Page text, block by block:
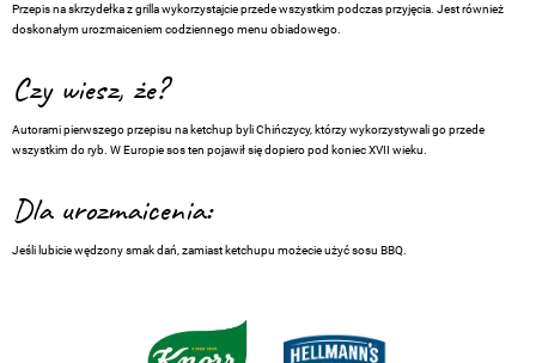
Przepis na skrzydełka z grilla wykorzystajcie przede wszystkim podczas przyjęcia. Jest również
doskonałym urozmaiceniem codziennego menu obiadowego.
Czy wiesz, że?
Autorami pierwszego przepisu na ketchup byli Chińczycy, którzy wykorzystywali go przede
wszystkim do ryb. W Europie sos ten pojawił się dopiero pod koniec XVII wieku.
Dla urozmaicenia:
Jeśli lubicie wędzony smak dań, zamiast ketchupu możecie użyć sosu BBQ.